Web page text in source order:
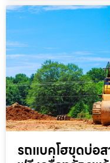
รถแบคโฮขุดบ่อส